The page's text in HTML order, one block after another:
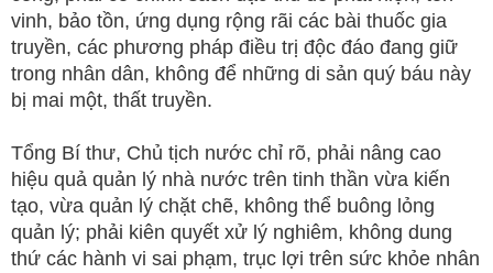
vinh, bảo tồn, ứng dụng rộng rãi các bài thuốc gia
truyền, các phương pháp điều trị độc đáo đang giữ
trong nhân dân, không để những di sản quý báu này
bị mai một, thất truyền.
Tổng Bí thư, Chủ tịch nước chỉ rõ, phải nâng cao
hiệu quả quản lý nhà nước trên tinh thần vừa kiến
tạo, vừa quản lý chặt chẽ, không thể buông lỏng
quản lý; phải kiên quyết xử lý nghiêm, không dung
thứ các hành vi sai phạm, trục lợi trên sức khỏe nhân